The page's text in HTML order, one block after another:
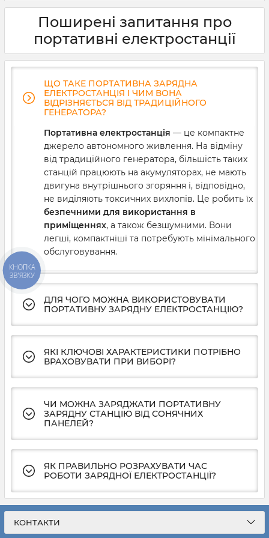
генерація». В умовах регулярних відключень
електрики доводиться шукати альтернативні рішення
для забезпечення живлення важливих приладів —
котлів і холодильників, систем безпеки й відеокамер,
промислового й торгового обладнання. Якщо ви теж
таке генератор, як він працює та як правильно його
вибрати. Розбираємося докладніше.
Поширені запитання про
портативні електростанції
ЩО ТАКЕ ПОРТАТИВНА ЗАРЯДНА
ЕЛЕКТРОСТАНЦІЯ І ЧИМ ВОНА
ВІДРІЗНЯЄТЬСЯ ВІД ТРАДИЦІЙНОГО
ГЕНЕРАТОРА?
Портативна електростанція — це компактне
джерело автономного живлення. На відміну
від традиційного генератора, більшість таких
станцій працюють на акумуляторах, не мають
двигуна внутрішнього згоряння і, відповідно,
не виділяють токсичних вихлопів. Це робить їх
безпечними для використання в
приміщеннях, а також безшумними. Вони
легші, компактніші та потребують мінімального
обслуговування.
ДЛЯ ЧОГО МОЖНА ВИКОРИСТОВУВАТИ
ПОРТАТИВНУ ЗАРЯДНУ ЕЛЕКТРОСТАНЦІЮ?
ЯКІ КЛЮЧОВІ ХАРАКТЕРИСТИКИ ПОТРІБНО
ВРАХОВУВАТИ ПРИ ВИБОРІ?
ЧИ МОЖНА ЗАРЯДЖАТИ ПОРТАТИВНУ
ЗАРЯДНУ СТАНЦІЮ ВІД СОНЯЧНИХ
ПАНЕЛЕЙ?
ЯК ПРАВИЛЬНО РОЗРАХУВАТИ ЧАС
РОБОТИ ЗАРЯДНОЇ ЕЛЕКТРОСТАНЦІЇ?
КОНТАКТИ
КНОПКА
ЗВ'ЯЗКУ